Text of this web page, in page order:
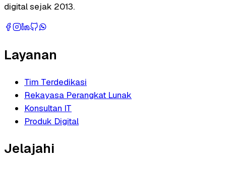
digital sejak 2013.
Layanan
Tim Terdedikasi
Rekayasa Perangkat Lunak
Konsultan IT
Produk Digital
Jelajahi